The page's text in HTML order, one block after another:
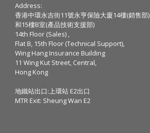
Address:
香港中環永吉街11號永亨保險大廈14樓(銷售部)
和15樓B室(產品技術支援部)
14th Floor (Sales) ,
Flat B, 15th Floor (Technical Support),
Wing Hang Insurance Building
11 Wing Kut Street, Central,
Hong Kong
地鐵站出口:上環站 E2出口
MTR Exit: Sheung Wan E2